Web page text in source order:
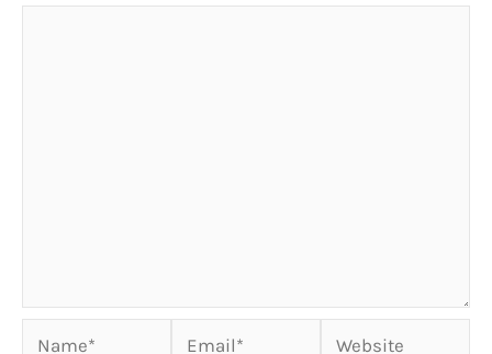
Name* Email* Website